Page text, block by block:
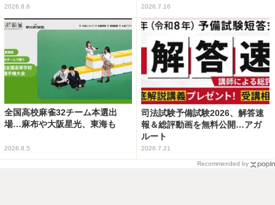
2026.8.6 2026.7.16
全国高校麻雀32チーム本選出
場…麻布や大阪星光、東海も
2026.8.5
司法試験予備試験2026、解答速
報＆総評動画を無料公開…アガ
ルート
2026.7.21
Recommended by